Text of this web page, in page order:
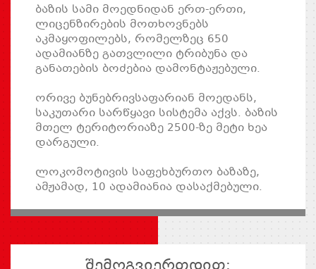
ბაზის სამი მოედნიდან ერთ-ერთი,
ლიცენზირების მოთხოვნებს
აკმაყოფილებს, რომელზეც 650
ადამიანზე გათვლილი ტრიბუნა და
განათების ბოძებია დამონტაჟებული.
ორივე ბუნებრივსაფარიან მოედანს,
საკუთარი სარწყავი სისტემა აქვს. ბაზის
მთელ ტერიტორიაზე 2500-ზე მეტი ხეა
დარგული.
ლოკომოტივის საფეხბურთო ბაზაზე,
ამჟამად, 10 ადამიანია დასაქმებული.